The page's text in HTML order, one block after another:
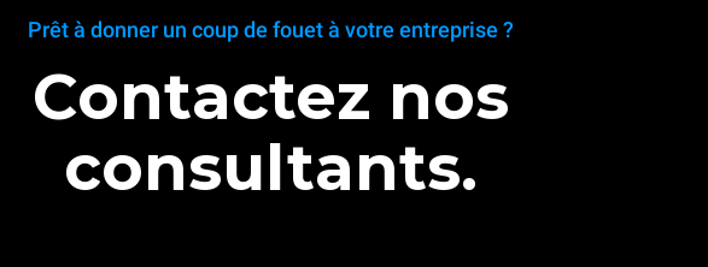
Prêt à donner un coup de fouet à votre entreprise ?
Contactez nos
consultants.